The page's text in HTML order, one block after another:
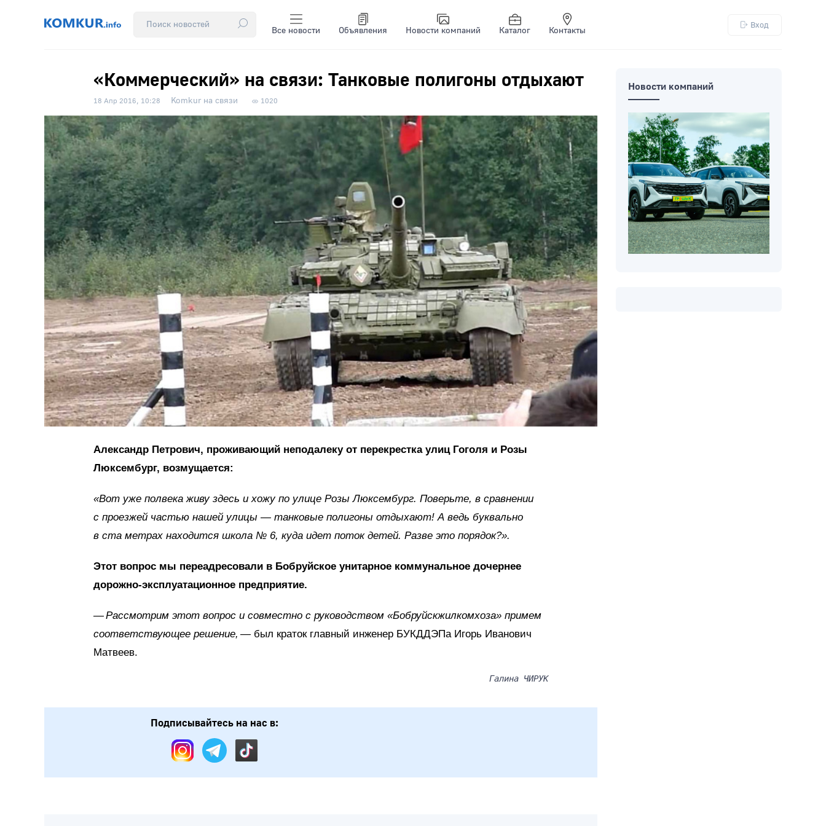
Все новости Объявления Новости компаний Каталог Контакты
Вход
«Коммерческий» на связи: Танковые полигоны отдыхают
18 Апр 2016, 10:28 Komkur на связи 1020
Александр Петрович, проживающий неподалеку от перекрестка улиц Гоголя и Розы
Люксембург, возмущается:
«Вот уже полвека живу здесь и хожу по улице Розы Люксембург. Поверьте, в сравнении
с проезжей частью нашей улицы — танковые полигоны отдыхают! А ведь буквально
в ста метрах находится школа № 6, куда идет поток детей. Разве это порядок?».
Этот вопрос мы переадресовали в Бобруйское унитарное коммунальное дочернее
дорожно-эксплуатационное предприятие.
— Рассмотрим этот вопрос и совместно с руководством «Бобруйскжилкомхоза» примем
соответствующее решение, — был краток главный инженер БУКДДЭПа Игорь Иванович
Матвеев.
Галина ЧИРУК
Подписывайтесь на нас в:
Новости компаний